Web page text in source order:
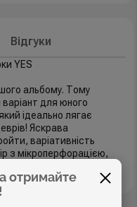
отримайте
Відгуки
YES
альбому. Тому
для юного
ідеально лягає
Яскрава
варіативність
з мікроперфорацією,
одним простим